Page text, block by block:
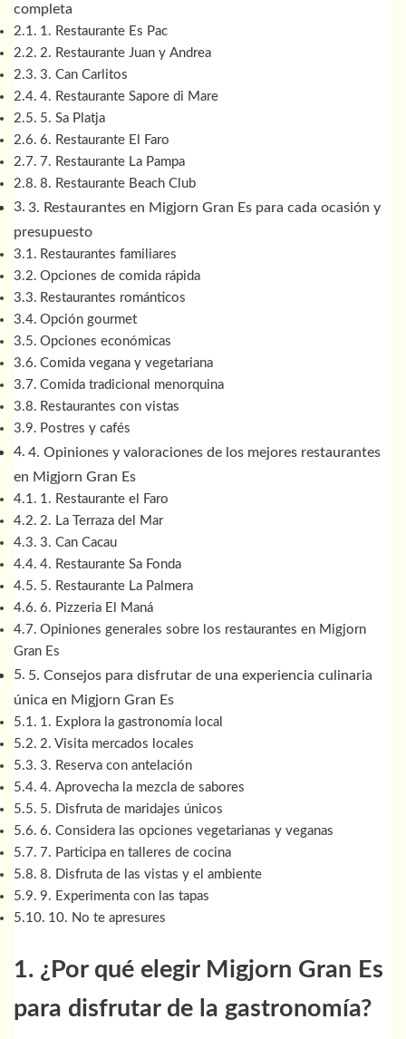
completa
1. Restaurante Es Pac
2. Restaurante Juan y Andrea
3. Can Carlitos
4. Restaurante Sapore di Mare
5. Sa Platja
6. Restaurante El Faro
7. Restaurante La Pampa
8. Restaurante Beach Club
3. Restaurantes en Migjorn Gran Es para cada ocasión y
presupuesto
Restaurantes familiares
Opciones de comida rápida
Restaurantes románticos
Opción gourmet
Opciones económicas
Comida vegana y vegetariana
Comida tradicional menorquina
Restaurantes con vistas
Postres y cafés
4. Opiniones y valoraciones de los mejores restaurantes
en Migjorn Gran Es
1. Restaurante el Faro
2. La Terraza del Mar
3. Can Cacau
4. Restaurante Sa Fonda
5. Restaurante La Palmera
6. Pizzeria El Maná
Opiniones generales sobre los restaurantes en Migjorn
Gran Es
5. Consejos para disfrutar de una experiencia culinaria
única en Migjorn Gran Es
1. Explora la gastronomía local
2. Visita mercados locales
3. Reserva con antelación
4. Aprovecha la mezcla de sabores
5. Disfruta de maridajes únicos
6. Considera las opciones vegetarianas y veganas
7. Participa en talleres de cocina
8. Disfruta de las vistas y el ambiente
9. Experimenta con las tapas
10. No te apresures
1. ¿Por qué elegir Migjorn Gran Es
para disfrutar de la gastronomía?